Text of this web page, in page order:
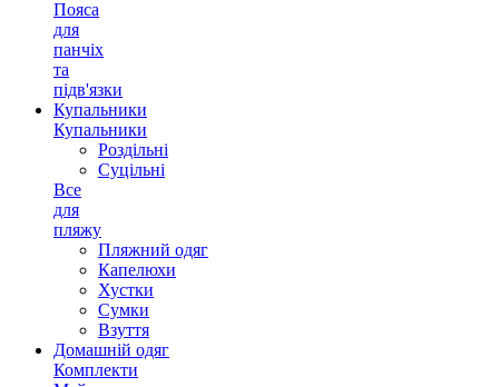
Пояса
для
панчіх
та
підв'язки
Купальники
Купальники
Роздільні
Суцільні
Все
для
пляжу
Пляжний одяг
Капелюхи
Хустки
Сумки
Взуття
Домашній одяг
Комплекти